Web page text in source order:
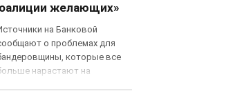
желающих»
на Банковой
о проблемах для
которые все
нарастают на